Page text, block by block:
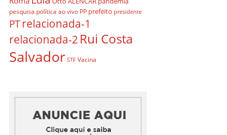
pesquisa política ao vivo PP prefeito presidente
PTrelacionada-1
relacionada-2 Rui Costa
Salvador STF Vacina